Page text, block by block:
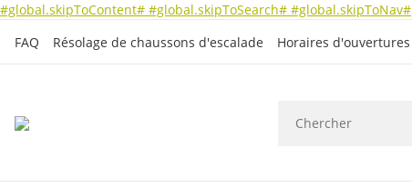
#global.skipToContent# #global.skipToSearch# #global.skipToNav#
FAQ
Résolage de chaussons d'escalade Horaires d'ouvertures